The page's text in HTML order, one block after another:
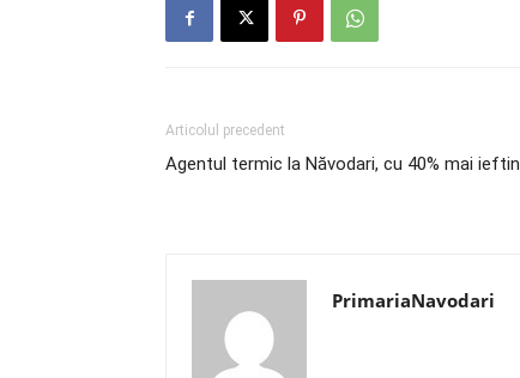
Articolul precedent
Agentul termic la Năvodari, cu 40% mai ieftin
PrimariaNavodari